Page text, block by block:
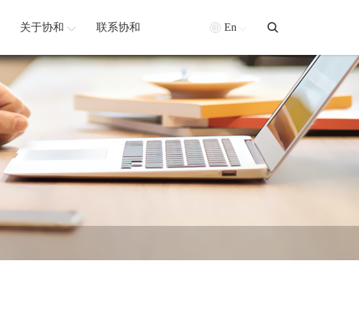
关于协和 联系协和 En